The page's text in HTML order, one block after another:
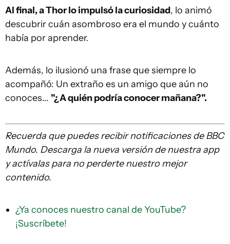
Al final, a Thor lo impulsó la curiosidad, lo animó
descubrir cuán asombroso era el mundo y cuánto
había por aprender.
Además, lo ilusionó una frase que siempre lo
acompañó: Un extraño es un amigo que aún no
conoces... "¿A quién podría conocer mañana?".
Recuerda quepuedes recibir notificaciones de BBC
Mundo. Descarga la nueva versión de nuestra app
y actívalas para no perderte nuestro mejor
contenido.
¿Ya conoces nuestro canal de YouTube?
¡Suscríbete!